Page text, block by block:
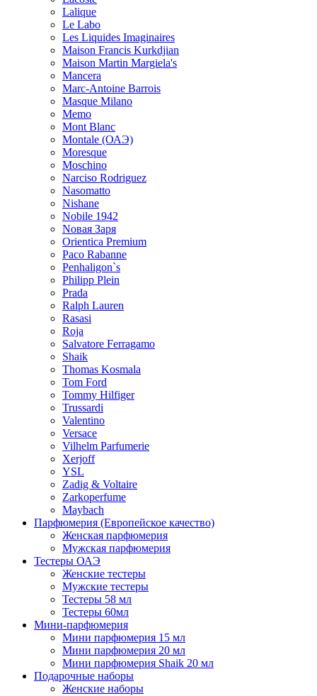
Lalique
Le Labo
Les Liquides Imaginaires
Maison Francis Kurkdjian
Maison Martin Margiela's
Mancera
Marc-Antoine Barrois
Masque Milano
Memo
Mont Blanc
Montale (ОАЭ)
Moresque
Moschino
Narciso Rodriguez
Nasomatto
Nishane
Nobile 1942
Nовая Заря
Orientica Premium
Paco Rabanne
Penhaligon`s
Philipp Plein
Prada
Ralph Lauren
Rasasi
Roja
Salvatore Ferragamo
Shaik
Thomas Kosmala
Tom Ford
Tommy Hilfiger
Trussardi
Valentino
Versace
Vilhelm Parfumerie
Xerjoff
YSL
Zadig & Voltaire
Zarkoperfume
Maybach
Парфюмерия (Европейское качество)
Женская парфюмерия
Мужская парфюмерия
Тестеры ОАЭ
Женские тестеры
Мужские тестеры
Тестеры 58 мл
Тестеры 60мл
Мини-парфюмерия
Мини парфюмерия 15 мл
Мини парфюмерия 20 мл
Мини парфюмерия Shaik 20 мл
Подарочные наборы
Женские наборы